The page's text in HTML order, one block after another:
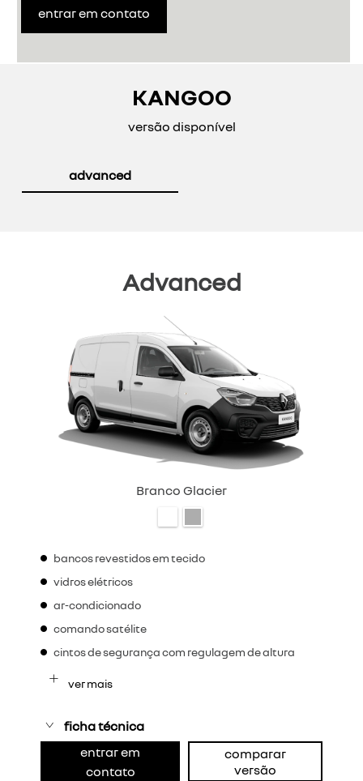
entrar em contato
KANGOO
versão disponível
advanced
Advanced
Branco Glacier
bancos revestidos em tecido
vidros elétricos
ar-condicionado
comando satélite
cintos de segurança com regulagem de altura
ver mais
ficha técnica
entrar em
contato
comparar
versão